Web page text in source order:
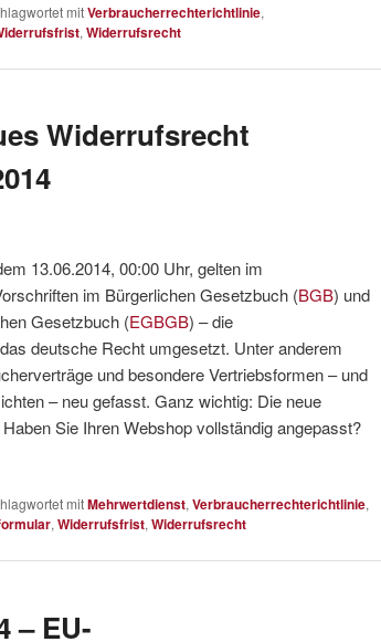
mitVerbraucherrechterichtlinie,
, Widerrufsrecht
Widerrufsrecht
13.06.2014, 00:00 Uhr, gelten im
im Bürgerlichen Gesetzbuch (BGB) und
Gesetzbuch (EGBGB) – die
deutsche Recht umgesetzt. Unter anderem
und besondere Vertriebsformen – und
– neu gefasst. Ganz wichtig: Die neue
Sie Ihren Webshop vollständig angepasst?
mitMehrwertdienst, Verbraucherrechterichtlinie,
, Widerrufsfrist, Widerrufsrecht
– EU-